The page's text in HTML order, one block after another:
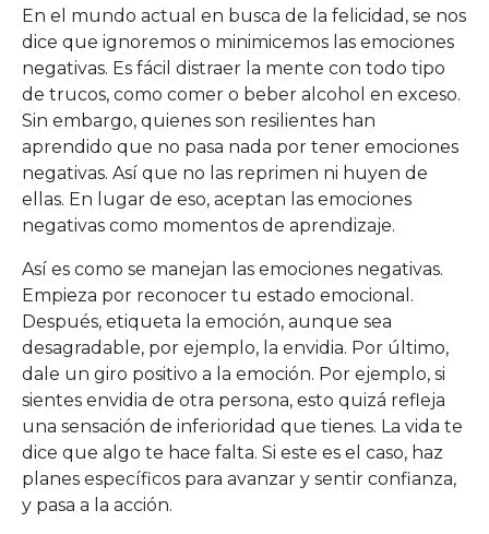
En el mundo actual en busca de la felicidad, se nos
dice que ignoremos o minimicemos las emociones
negativas. Es fácil distraer la mente con todo tipo
de trucos, como comer o beber alcohol en exceso.
Sin embargo, quienes son resilientes han
aprendido que no pasa nada por tener emociones
negativas. Así que no las reprimen ni huyen de
ellas. En lugar de eso, aceptan las emociones
negativas como momentos de aprendizaje.
Así es como se manejan las emociones negativas.
Empieza por reconocer tu estado emocional.
Después, etiqueta la emoción, aunque sea
desagradable, por ejemplo, la envidia. Por último,
dale un giro positivo a la emoción. Por ejemplo, si
sientes envidia de otra persona, esto quizá refleja
una sensación de inferioridad que tienes. La vida te
dice que algo te hace falta. Si este es el caso, haz
planes específicos para avanzar y sentir confianza,
y pasa a la acción.